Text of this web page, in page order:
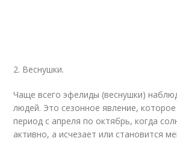
2. Веснушки.
Чаще всего эфелиды (веснушки)
людей. Это сезонное явление,
период с апреля по октябрь, когда
активно, а исчезает или становится